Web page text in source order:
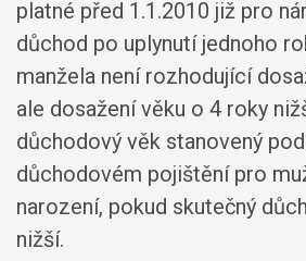
platné před 1.1.2010 již pro
důchod po uplynutí jednoho
manžela není rozhodující
ale dosažení věku o 4 roky
důchodový věk stanovený
důchodovém pojištění pro
narození, pokud skutečný
nižší.